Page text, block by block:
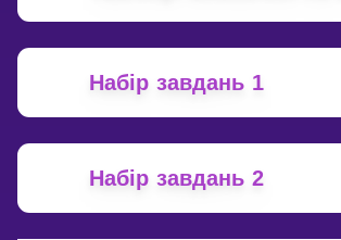
Набір завдань 1
Набір завдань 2